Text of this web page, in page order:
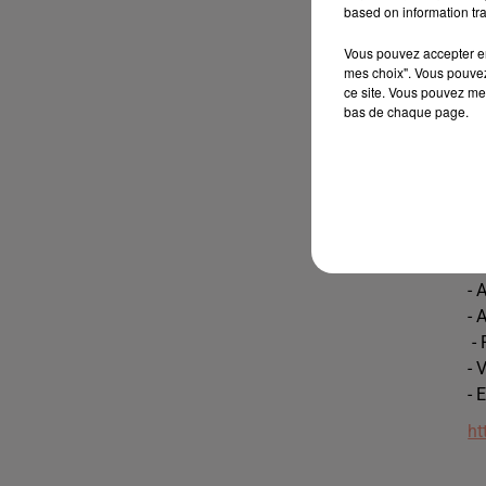
-
-
-
-
-
-
-
based on information
Vous pouvez accepter
mes choix". Vous
ce site. Vous pouvez
bas de chaque page.